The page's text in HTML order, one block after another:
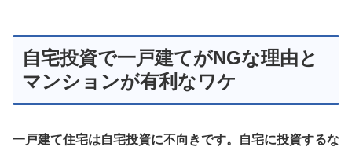
自宅投資で一戸建てがNGな理由と
マンションが有利なワケ
一戸建て住宅は自宅投資に不向きです。自宅に投資するな